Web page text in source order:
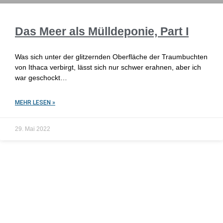
Das Meer als Mülldeponie, Part I
Was sich unter der glitzernden Oberfläche der Traumbuchten
von Ithaca verbirgt, lässt sich nur schwer erahnen, aber ich
war geschockt…
MEHR LESEN »
29. Mai 2022